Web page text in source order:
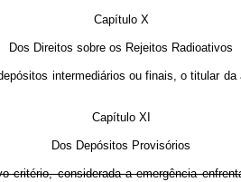
Capítulo X
Dos Direitos sobre os Rejeitos Radioativos
intermediários ou finais, o titular
Capítulo XI
Dos Depósitos Provisórios
considerada a emergência